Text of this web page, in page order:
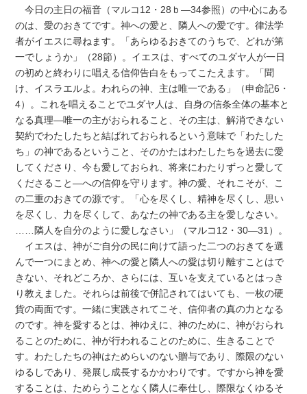
今日の主日の福音（マルコ12・28ｂ―34参照）の中心にある
のは、愛のおきてです。神への愛と、隣人への愛です。律法学
者がイエスに尋ねます。「あらゆるおきてのうちで、どれが第
一でしょうか」（28節）。イエスは、すべてのユダヤ人が一日
の初めと終わりに唱える信仰告白をもってこたえます。「聞
け、イスラエルよ。われらの神、主は唯一である」（申命記6・
4）。これを唱えることでユダヤ人は、自身の信条全体の基本と
なる真理―唯一の主がおられること、その主は、解消できない
契約でわたしたちと結ばれておられるという意味で「わたした
ち」の神であるということ、そのかたはわたしたちを過去に愛
してくださり、今も愛しておられ、将来にわたりずっと愛して
くださること―への信仰を守ります。神の愛、それこそが、こ
の二重のおきての源です。「心を尽くし、精神を尽くし、思い
を尽くし、力を尽くして、あなたの神である主を愛しなさい。
……隣人を自分のように愛しなさい」（マルコ12・30―31）。
イエスは、神がご自分の民に向けて語った二つのおきてを選
んで一つにまとめ、神への愛と隣人への愛は切り離すことはで
きない、それどころか、さらには、互いを支えているとはっき
り教えました。それらは前後で併記されてはいても、一枚の硬
貨の両面です。一緒に実践されてこそ、信仰者の真の力となる
のです。神を愛するとは、神ゆえに、神のために、神がおられ
ることのために、神が行われることのために、生きることで
す。わたしたちの神はためらいのない贈与であり、際限のない
ゆるしであり、発展し成長するかかわりです。ですから神を愛
することは、ためらうことなく隣人に奉仕し、際限なくゆるそ